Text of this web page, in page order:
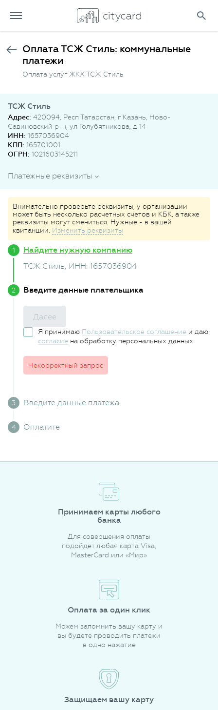
Оплата ТСЖ Стиль: коммунальные
платежи
Оплата услуг ЖКХ ТСЖ Стиль
ТСЖ Стиль
Адрес: 420094, Респ Татарстан, г Казань, Ново-
Савиновский р-н, ул Голубятникова, д 14
ИНН: 1657036904
КПП: 165701001
ОГРН: 1021603145211
Платежные реквизиты
Внимательно проверьте реквизиты, у организации
может быть несколько расчетных счетов и КБК, а также
реквизиты могут смениться. Нужные - в вашей
квитанции. Изменить реквизиты
Найдите нужную компанию
ТСЖ Стиль, ИНН: 1657036904
Введите данные плательщика
Далее
Я принимаю Пользовательское соглашение и даю
согласие на обработку персональных данных
Некорректный запрос
Введите данные платежа
Оплатите
Принимаем карты любого
банка
Для совершения оплаты
подойдет любая карта Visa,
MasterCard или «Мир»
Оплата за один клик
Можем запомнить вашу карту и
вы будете проводить платежи
в одно нажатие
Защищаем вашу карту